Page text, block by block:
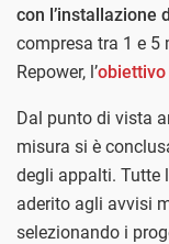
con l’installazione
compresa tra 1 e 5
Repower, l’
Dal punto di vista
misura si è
degli appalti. Tutte
aderito agli avvisi
selezionando i